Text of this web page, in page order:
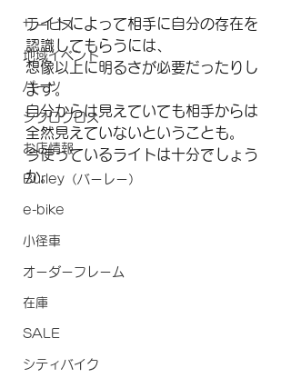
サービス
地域イベント
パーツ
シクロクロス
お店情報
Burley（バーレー）
e-bike
小径車
オーダーフレーム
在庫
SALE
シティバイク
ライトによって相手に自分の存在を
認識してもらうには、
想像以上に明るさが必要だったりし
ます。
自分からは見えていても相手からは
全然見えていないということも。
今使っているライトは十分でしょう
か。